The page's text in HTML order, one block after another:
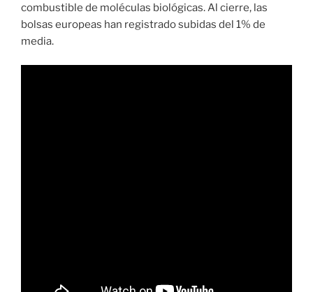
combustible de moléculas biológicas. Al cierre, las
bolsas europeas han registrado subidas del 1% de
media.